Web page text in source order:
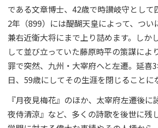
である文章博士、42歳で時讃岐守として
2年（899）には醍醐天皇によって、つい
兼右近衛大将にまで上り詰めます。しか
して並び立っていた藤原時平の策謀によ
罪で突然、九州・大宰府へと左遷。延喜
日、59歳にしてその生涯を閉じることに
『月夜見梅花』のほか、太宰府左遷後に
夜侍清涼』など、多くの詩歌を後世に残